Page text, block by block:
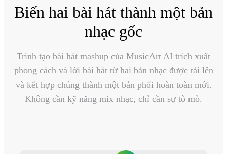
Biến hai bài hát thành một bản
nhạc gốc
Trình tạo bài hát mashup của MusicArt AI trích xuất
phong cách và lời bài hát từ hai bản nhạc được tải lên
và kết hợp chúng thành một bản phối hoàn toàn mới.
Không cần kỹ năng mix nhạc, chỉ cần sự tò mò.